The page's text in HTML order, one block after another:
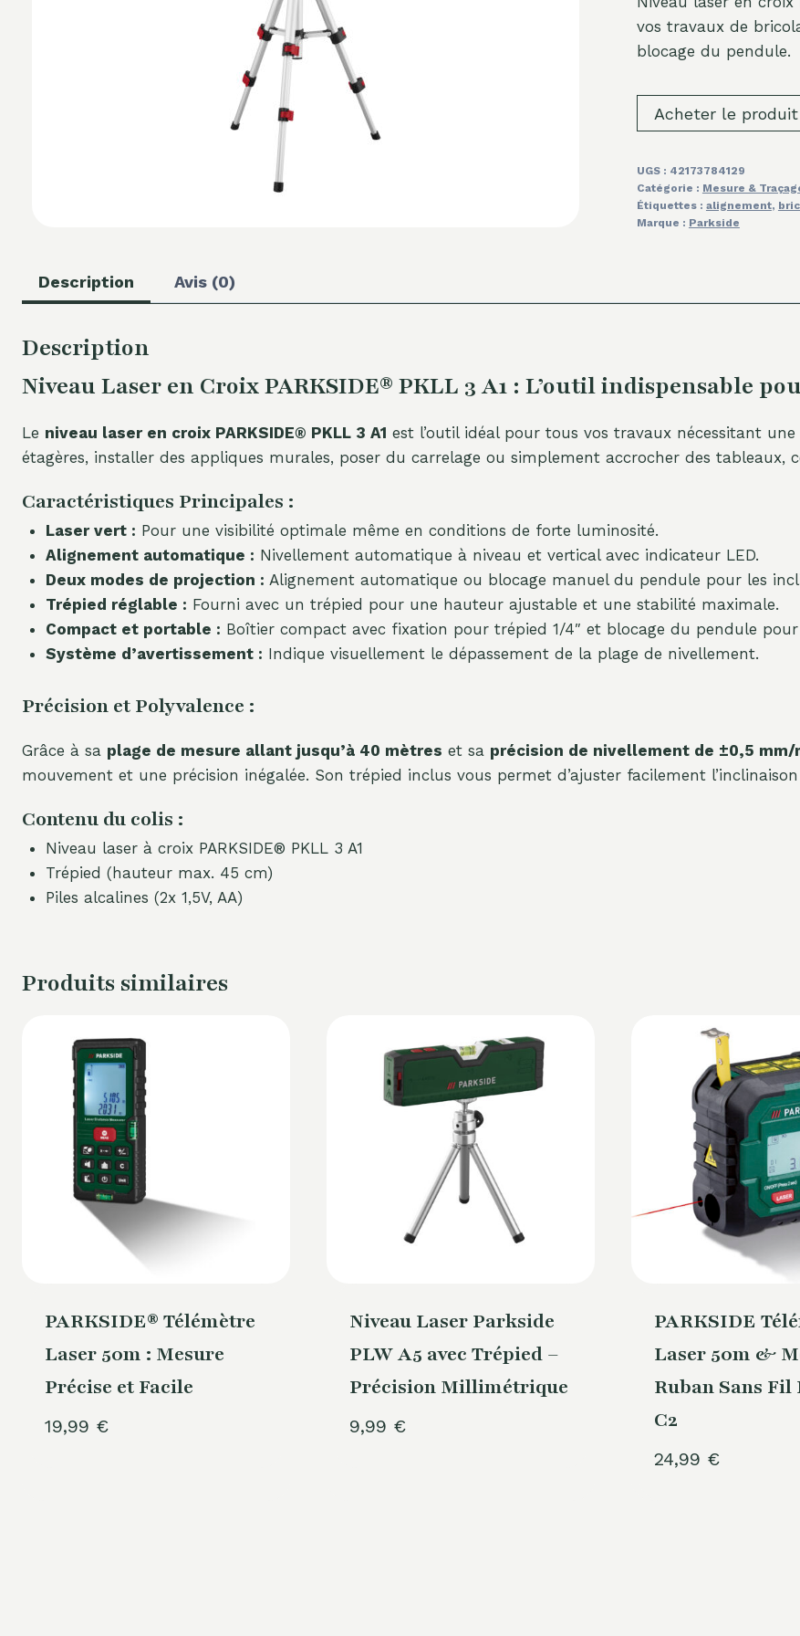
vos travaux de
blocage du pendule.
Acheter le produit
UGS : 42173784129
Catégorie : Mesure &
Étiquettes : alignement,
Marque : Parkside
Description Avis (0)
Description
Niveau Laser en Croix PARKSIDE® PKLL 3 A1 : L’outil indispensable
Le niveau laser en croix PARKSIDE® PKLL 3 A1 est l’outil idéal pour tous vos travaux nécessitant
étagères, installer des appliques murales, poser du carrelage ou simplement accrocher des
Caractéristiques Principales :
Laser vert : Pour une visibilité optimale même en conditions de forte luminosité.
Alignement automatique : Nivellement automatique à niveau et vertical avec indicateur LED.
Deux modes de projection : Alignement automatique ou blocage manuel du pendule pour les
Trépied réglable : Fourni avec un trépied pour une hauteur ajustable et une stabilité maximale.
Compact et portable : Boîtier compact avec fixation pour trépied 1/4″ et blocage du pendule
Système d’avertissement : Indique visuellement le dépassement de la plage de nivellement.
Précision et Polyvalence :
Grâce à sa plage de mesure allant jusqu’à 40 mètres et sa précision de nivellement de ±0,5 mm/
mouvement et une précision inégalée. Son trépied inclus vous permet d’ajuster facilement
Contenu du colis :
Niveau laser à croix PARKSIDE® PKLL 3 A1
Trépied (hauteur max. 45 cm)
Piles alcalines (2x 1,5V, AA)
Produits similaires
PARKSIDE® Télémètre
Laser 50m : Mesure
Précise et Facile
19,99 €
Niveau Laser Parkside
PLW A5 avec Trépied –
Précision Millimétrique
9,99 €
PARKSIDE
Laser 50m &
Ruban Sans Fil
C2
24,99 €